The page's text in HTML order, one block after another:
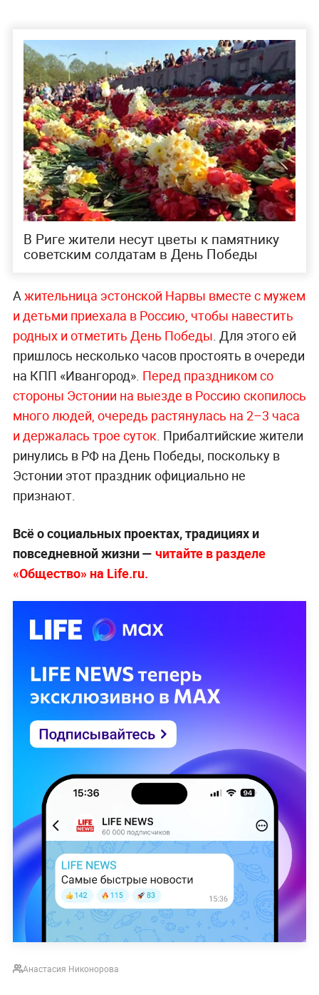
В Риге жители несут цветы к памятнику
советским солдатам в День Победы
Ажительница эстонской Нарвы вместе с мужем
и детьми приехала в Россию, чтобы навестить
родных и отметить День Победы. Для этого ей
пришлось несколько часов простоять в очереди
на КПП «Ивангород». Перед праздником со
стороны Эстонии на выезде в Россию скопилось
много людей, очередь растянулась на 2–3 часа
и держалась трое суток. Прибалтийские жители
ринулись в РФ на День Победы, поскольку в
Эстонии этот праздник официально не
признают.
Всё о социальных проектах, традициях и
повседневной жизни — читайте в разделе
«Общество» на Life.ru.
Анастасия Никонорова